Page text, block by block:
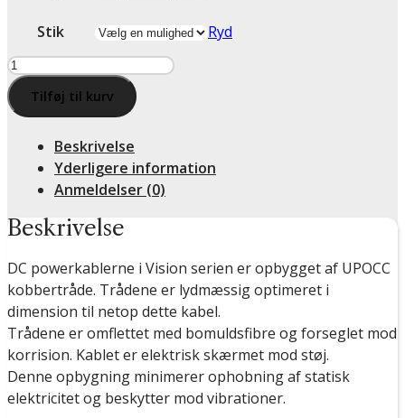
Stik
Ryd
Vision
Serie
DC
antal
Tilføj til kurv
Beskrivelse
Yderligere information
Anmeldelser (0)
Beskrivelse
DC powerkablerne i Vision serien er opbygget af UPOCC
kobbertråde. Trådene er lydmæssig optimeret i
dimension til netop dette kabel.
Trådene er omflettet med bomuldsfibre og forseglet mod
korrision. Kablet er elektrisk skærmet mod støj.
Denne opbygning minimerer ophobning af statisk
elektricitet og beskytter mod vibrationer.